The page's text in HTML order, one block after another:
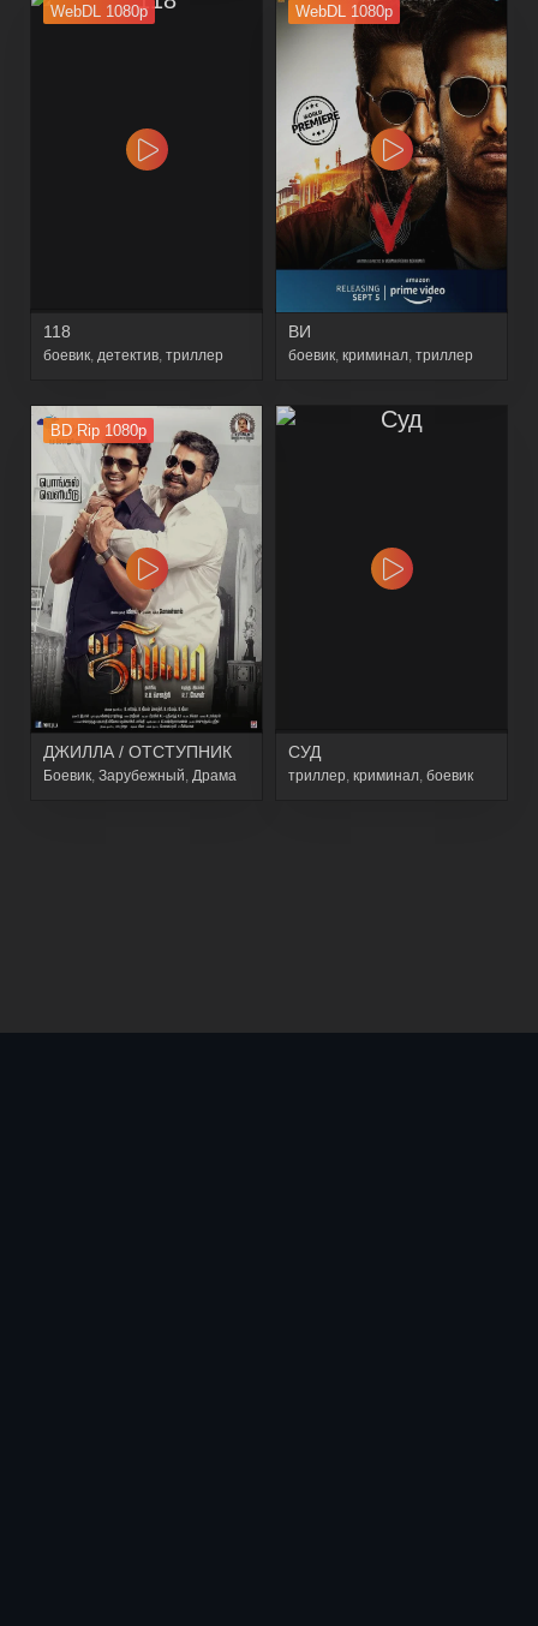
WebDL 1080p
118
боевик, детектив, триллер
WebDL 1080p
ВИ
боевик, криминал, триллер
BD Rip 1080p
ДЖИЛЛА / ОТСТУПНИК
Боевик Зарубежный Драма
СУД
триллер криминал боевик